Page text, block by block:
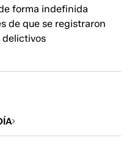
forma indefinida
de que se registraron
delictivos